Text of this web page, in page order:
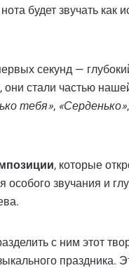
будет звучать
секунд —
они стали частью
тебя», «Серденько»,
, которые
особого звучания и
с ним этот
праздника.